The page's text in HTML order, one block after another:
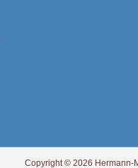
Copyright © 2026 Hermann-